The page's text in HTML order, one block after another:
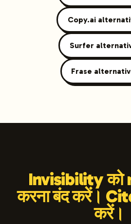
Copy.ai
Surfer
Frase
Invisibility को
करना बंद करें।
करें।